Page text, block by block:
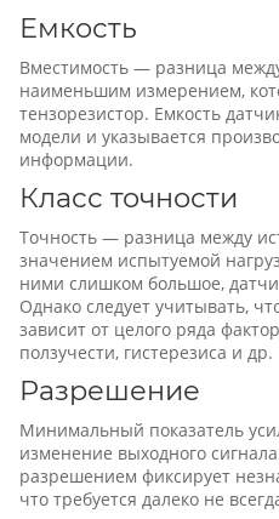
Емкость
Вместимость — разница
наименьшим измерением,
тензорезистор. Емкость
модели и указывается
информации.
Класс точности
Точность — разница между
значением испытуемой
ними слишком большое,
Однако следует учитывать,
зависит от целого ряда
ползучести, гистерезиса и др.
Разрешение
Минимальный показатель
изменение выходного
разрешением фиксирует
что требуется далеко не